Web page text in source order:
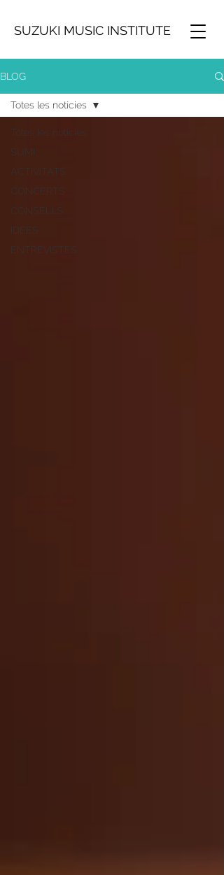
SUZUKI MUSIC INSTITUTE
BLOG
Totes les notícies
SUMI
ACTIVITATS
CONCERTS
CONSELLS
IDEES
ENTREVISTES
Totes les notícies